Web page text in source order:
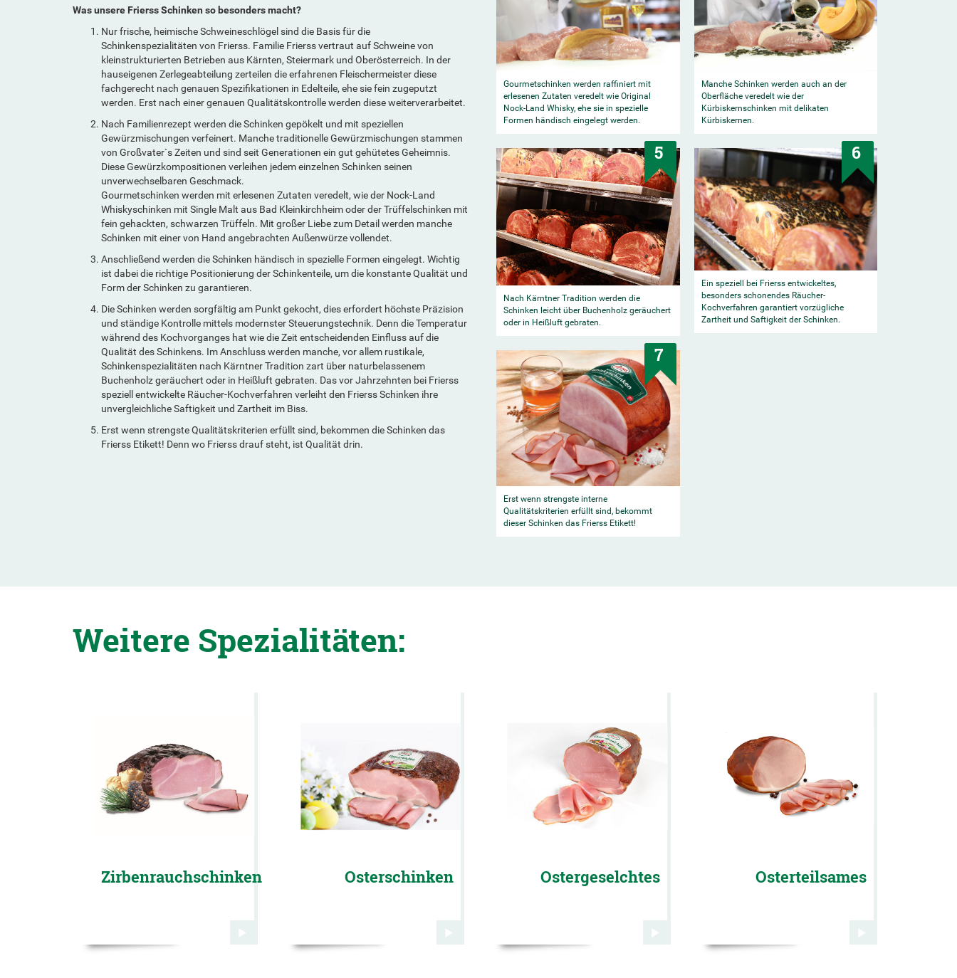
Was unsere Frierss Schinken so besonders macht?
Nur frische, heimische Schweineschlögel sind die Basis für die
Schinkenspezialitäten von Frierss. Familie Frierss vertraut auf Schweine von
kleinstrukturierten Betrieben aus Kärnten, Steiermark und Oberösterreich. In der
hauseigenen Zerlegeabteilung zerteilen die erfahrenen Fleischermeister diese
fachgerecht nach genauen Spezifikationen in Edelteile, ehe sie fein zugeputzt
werden. Erst nach einer genauen Qualitätskontrolle werden diese weiterverarbeitet.
Nach Familienrezept werden die Schinken gepökelt und mit speziellen
Gewürzmischungen verfeinert. Manche traditionelle Gewürzmischungen stammen
von Großvater`s Zeiten und sind seit Generationen ein gut gehütetes Geheimnis.
Diese Gewürzkompositionen verleihen jedem einzelnen Schinken seinen
unverwechselbaren Geschmack.
Gourmetschinken werden mit erlesenen Zutaten veredelt, wie der Nock-Land
Whiskyschinken mit Single Malt aus Bad Kleinkirchheim oder der Trüffelschinken mit
fein gehackten, schwarzen Trüffeln. Mit großer Liebe zum Detail werden manche
Schinken mit einer von Hand angebrachten Außenwürze vollendet.
Anschließend werden die Schinken händisch in spezielle Formen eingelegt. Wichtig
ist dabei die richtige Positionierung der Schinkenteile, um die konstante Qualität und
Form der Schinken zu garantieren.
Die Schinken werden sorgfältig am Punkt gekocht, dies erfordert höchste Präzision
und ständige Kontrolle mittels modernster Steuerungstechnik. Denn die Temperatur
während des Kochvorganges hat wie die Zeit entscheidenden Einfluss auf die
Qualität des Schinkens. Im Anschluss werden manche, vor allem rustikale,
Schinkenspezialitäten nach Kärntner Tradition zart über naturbelassenem
Buchenholz geräuchert oder in Heißluft gebraten. Das vor Jahrzehnten bei Frierss
speziell entwickelte Räucher-Kochverfahren verleiht den Frierss Schinken ihre
unvergleichliche Saftigkeit und Zartheit im Biss.
Erst wenn strengste Qualitätskriterien erfüllt sind, bekommen die Schinken das
Frierss Etikett! Denn wo Frierss drauf steht, ist Qualität drin.
Gourmetschinken werden raffiniert mit
erlesenen Zutaten veredelt wie Original
Nock-Land Whisky, ehe sie in spezielle
Formen händisch eingelegt werden.
Manche Schinken werden auch an der
Oberfläche veredelt wie der
Kürbiskernschinken mit delikaten
Kürbiskernen.
5
Nach Kärntner Tradition werden die
Schinken leicht über Buchenholz geräuchert
oder in Heißluft gebraten.
6
Ein speziell bei Frierss entwickeltes,
besonders schonendes Räucher-
Kochverfahren garantiert vorzügliche
Zartheit und Saftigkeit der Schinken.
7
Erst wenn strengste interne
Qualitätskriterien erfüllt sind, bekommt
dieser Schinken das Frierss Etikett!
Weitere Spezialitäten:
Zirbenrauchschinken Osterschinken Ostergeselchtes Osterteilsames